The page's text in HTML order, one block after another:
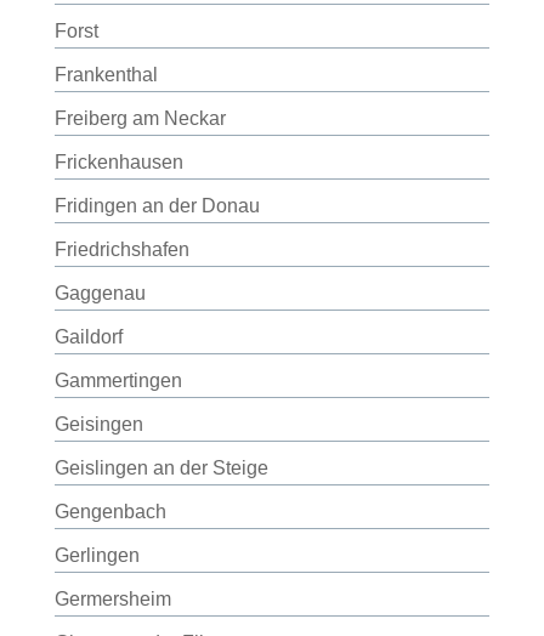
Forst
Frankenthal
Freiberg am Neckar
Frickenhausen
Fridingen an der Donau
Friedrichshafen
Gaggenau
Gaildorf
Gammertingen
Geisingen
Geislingen an der Steige
Gengenbach
Gerlingen
Germersheim